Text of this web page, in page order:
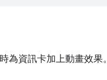
為資訊卡加上動畫效果。